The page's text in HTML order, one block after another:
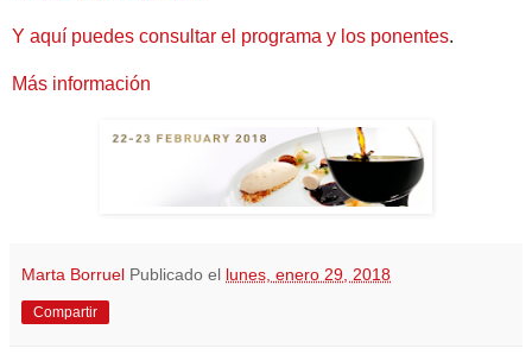
Y aquí puedes consultar el programa y los ponentes.
Más información
Marta Borruel Publicado el lunes, enero 29, 2018
Compartir